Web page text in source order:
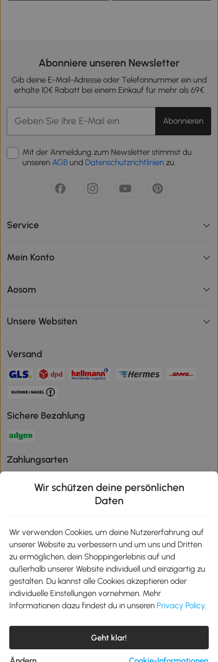
Abonniere unseren Newsletter
Gib deine E-Mail-Adresse oder Telefonnummer ein und
erhalte 10€ Rabatt bei einem Einkauf für mehr als 69€
Abonnieren
Mit der Anmeldung zum Newsletter stimmst du
unseren AGB und Datenschutzrichtlinien zu.
Service
Mein Konto
Aosom
Unsere Websiten
Versand
Sichere Bezahlung
Zahlungsarten
Aosom-App
Google Play
Tel.: +49 40 87408465
kontakt@aosom.de
Telefonservice Mo.-Fr. 9:00-17:30 Uhr
MH Handel GmbH, Wendenstraße 309, 20537 Hamburg
Wir schützen deine persönlichen
Daten
Wir verwenden Cookies, um deine Nutzererfahrung auf
unserer Website zu verbessern und um uns und Dritten
zu ermöglichen, dein Shoppingerlebnis auf und
außerhalb unserer Website individuell und einzigartig zu
gestalten. Du kannst alle Cookies akzeptieren oder
individuelle Einstellungen vornehmen. Mehr
Informationen dazu findest du in unseren Privacy Policy.
Geht klar!